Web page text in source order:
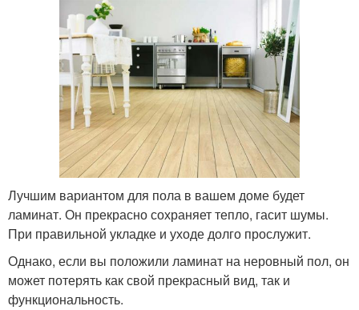
Лучшим вариантом для пола в вашем доме будет
ламинат. Он прекрасно сохраняет тепло, гасит шумы.
При правильной укладке и уходе долго прослужит.
Однако, если вы положили ламинат на неровный пол, он
может потерять как свой прекрасный вид, так и
функциональность.